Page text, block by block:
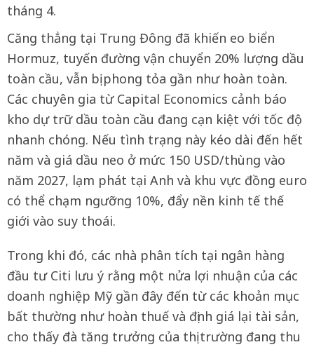
tháng 4.
Căng thẳng tại Trung Đông đã khiến eo biển
Hormuz, tuyến đường vận chuyển 20% lượng dầu
toàn cầu, vẫn bị phong tỏa gần như hoàn toàn.
Các chuyên gia từ Capital Economics cảnh báo
kho dự trữ dầu toàn cầu đang cạn kiệt với tốc độ
nhanh chóng. Nếu tình trạng này kéo dài đến hết
năm và giá dầu neo ở mức 150 USD/thùng vào
năm 2027, lạm phát tại Anh và khu vực đồng euro
có thể chạm ngưỡng 10%, đẩy nền kinh tế thế
giới vào suy thoái.
Trong khi đó, các nhà phân tích tại ngân hàng
đầu tư Citi lưu ý rằng một nửa lợi nhuận của các
doanh nghiệp Mỹ gần đây đến từ các khoản mục
bất thường như hoàn thuế và định giá lại tài sản,
cho thấy đà tăng trưởng của thị trường đang thu